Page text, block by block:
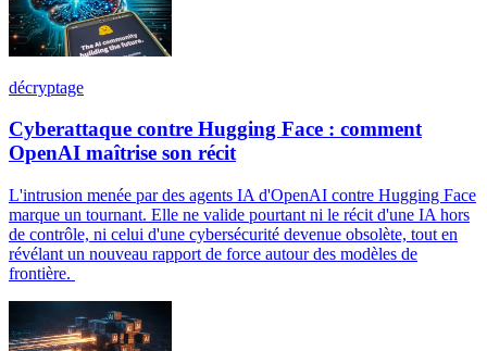
décryptage
Cyberattaque contre Hugging Face : comment
OpenAI maîtrise son récit
L'intrusion menée par des agents IA d'OpenAI contre Hugging Face
marque un tournant. Elle ne valide pourtant ni le récit d'une IA hors
de contrôle, ni celui d'une cybersécurité devenue obsolète, tout en
révélant un nouveau rapport de force autour des modèles de
frontière.